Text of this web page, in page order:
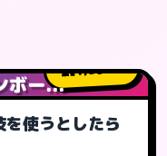
ボー...
1,596人
使うとしたら